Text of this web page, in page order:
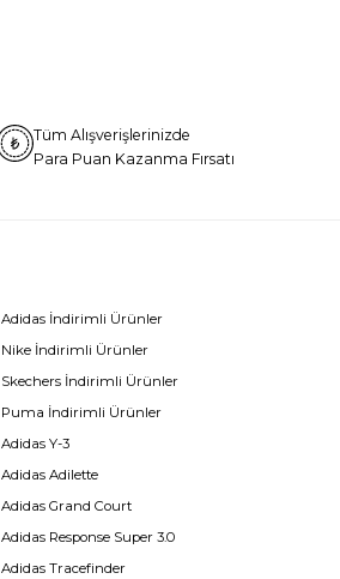
Tüm Alışverişlerinizde
Para Puan Kazanma Fırsatı
Adidas İndirimli Ürünler
Nike İndirimli Ürünler
Skechers İndirimli Ürünler
Puma İndirimli Ürünler
Adidas Y-3
Adidas Adilette
Adidas Grand Court
Adidas Response Super 3.0
Adidas Tracefinder